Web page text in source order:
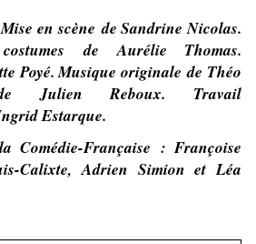
en scène de Sandrine Nicolas.
de Aurélie Thomas.
Poyé. Musique originale de Théo
Julien Reboux. Travail
Estarque.
Comédie-Française : Françoise
Calixte, Adrien Simion et Léa